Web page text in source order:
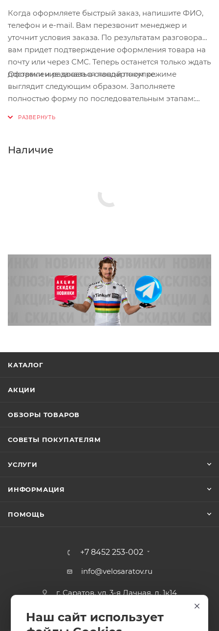
30 ° C), не отбеливать, не сушить в стиральной
машине, гладить при слабом нагреве (макс. 110 °
C), не подвергать химической чистке, не
использовать кондиционер для белья
Когда оформляете быстрый заказ, напишите ФИО,
телефон и e-mail. Вам перезвонит менеджер и
уточнит условия заказа. По результатам разговора
вам придет подтверждение оформления товара на
почту или через СМС. Теперь останется только ждать
доставки и радоваться новой покупке.
Оформление заказа в стандартном режиме
выглядит следующим образом. Заполняете
полностью форму по последовательным этапам:
Нажмите кнопку «Оформить заказ».
Наличие
КАТАЛОГ
АКЦИИ
ОБЗОРЫ ТОВАРОВ
СОВЕТЫ ПОКУПАТЕЛЯМ
УСЛУГИ
ИНФОРМАЦИЯ
ПОМОЩЬ
+7 8452 253-002
info@velosaratov.ru
г. Саратов, ул. 3-я Дачная, д. 1к14
Наш сайт использует